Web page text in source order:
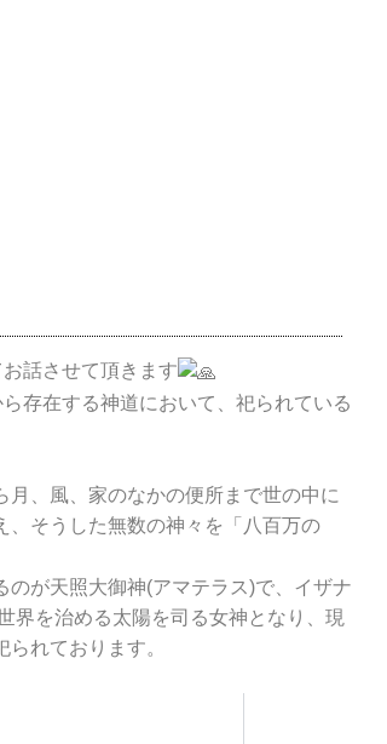
話させて頂きます
存在する神道において、祀られている
、風、家のなかの便所まで世の中に
そうした無数の神々を「八百万の
が天照大御神(アマテラス)で、イザナ
界を治める太陽を司る女神となり、現
れております。